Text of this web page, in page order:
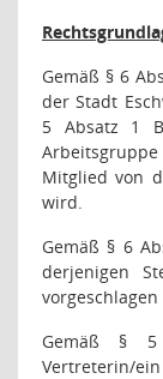
Gemäß § 6
der Stadt
5 Absatz 1
Mitglied von
wird.
Gemäß § 6
derjenigen
Gemäß §
Vertreterin/